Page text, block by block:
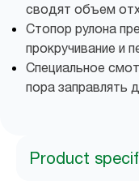
сводят объем
Стопор рулона
прокручивание и
Специальное
пора заправлять
Product